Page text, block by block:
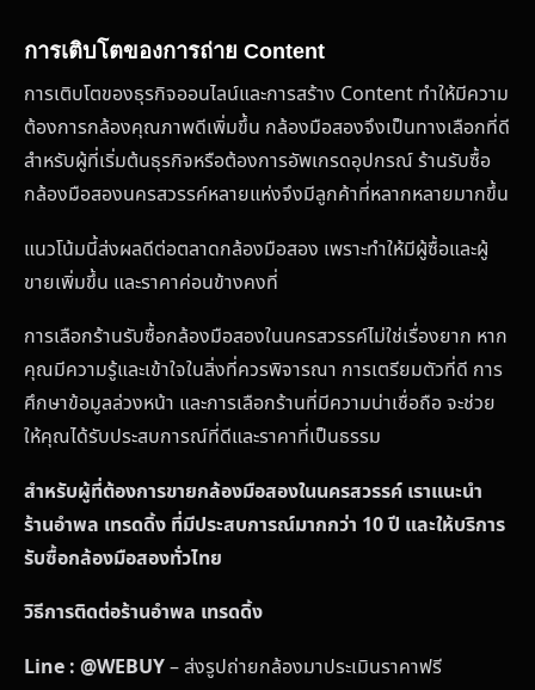
การเติบโตของการถ่าย Content
การเติบโตของธุรกิจออนไลน์และการสร้าง Content ทำให้มีความ
ต้องการกล้องคุณภาพดีเพิ่มขึ้น กล้องมือสองจึงเป็นทางเลือกที่ดี
สำหรับผู้ที่เริ่มต้นธุรกิจหรือต้องการอัพเกรดอุปกรณ์ ร้านรับซื้อ
กล้องมือสองนครสวรรค์หลายแห่งจึงมีลูกค้าที่หลากหลายมากขึ้น
แนวโน้มนี้ส่งผลดีต่อตลาดกล้องมือสอง เพราะทำให้มีผู้ซื้อและผู้
ขายเพิ่มขึ้น และราคาค่อนข้างคงที่
การเลือกร้านรับซื้อกล้องมือสองในนครสวรรค์ไม่ใช่เรื่องยาก หาก
คุณมีความรู้และเข้าใจในสิ่งที่ควรพิจารณา การเตรียมตัวที่ดี การ
ศึกษาข้อมูลล่วงหน้า และการเลือกร้านที่มีความน่าเชื่อถือ จะช่วย
ให้คุณได้รับประสบการณ์ที่ดีและราคาที่เป็นธรรม
สำหรับผู้ที่ต้องการขายกล้องมือสองในนครสวรรค์ เราแนะนำ
ร้านอำพล เทรดดิ้ง ที่มีประสบการณ์มากกว่า 10 ปี และให้บริการ
รับซื้อกล้องมือสองทั่วไทย
วิธีการติดต่อร้านอำพล เทรดดิ้ง
Line : @WEBUY– ส่งรูปถ่ายกล้องมาประเมินราคาฟรี